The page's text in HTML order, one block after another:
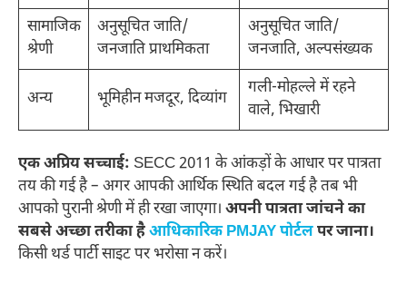
सामाजिक
श्रेणी
अनुसूचित जाति/
जनजाति प्राथमिकता
अनुसूचित जाति/
जनजाति, अल्पसंख्यक
अन्य भूमिहीन मजदूर, दिव्यांग
गली-मोहल्ले में रहने
वाले, भिखारी
एक अप्रिय सच्चाई: SECC 2011 के आंकड़ों के आधार पर पात्रता
तय की गई है – अगर आपकी आर्थिक स्थिति बदल गई है तब भी
आपको पुरानी श्रेणी में ही रखा जाएगा। अपनी पात्रता जांचने का
सबसे अच्छा तरीका हैआधिकारिक PMJAY पोर्टलपर जाना।
किसी थर्ड पार्टी साइट पर भरोसा न करें।